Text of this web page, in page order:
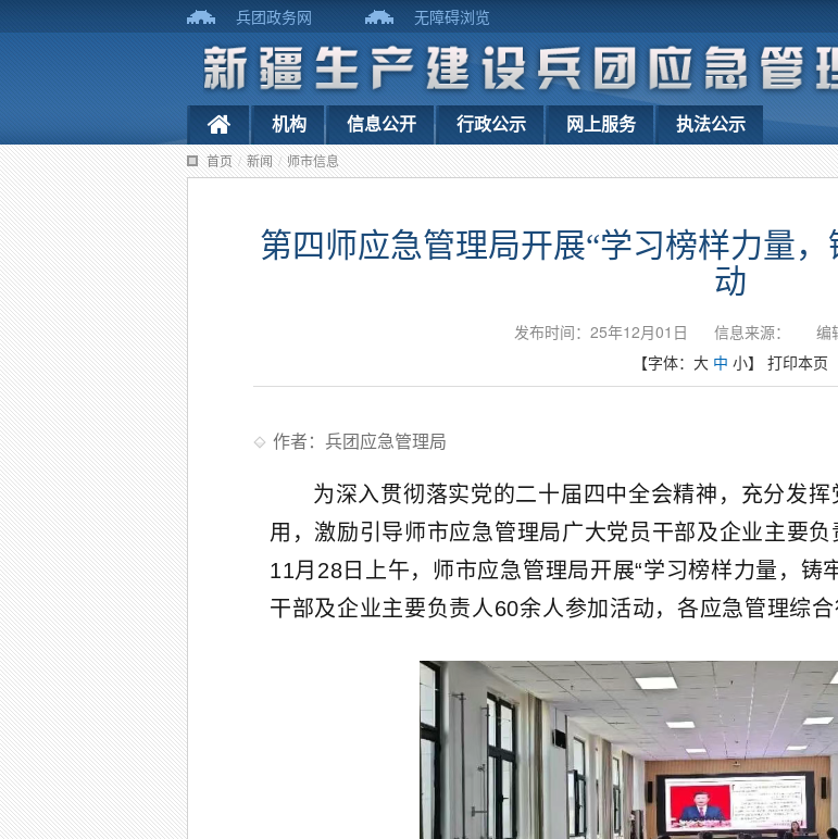
兵团政务网 无障碍浏览
机构 信息公开 行政公示 网上服务 执法公示
首页 / 新闻 / 师市信息
第四师应急管理局开展“学习榜样力量
动
发布时间：25年12月01日 信息来源：
编
【字体： 大 中 小】 打印本页
作者：兵团应急管理局
为深入贯彻落实党的二十届四中全会精神，充分发
用，激励引导师市应急管理局广大党员干部及企业主要负
11月28日上午，师市应急管理局开展“学习榜样力量，铸
干部及企业主要负责人60余人参加活动，各应急管理综